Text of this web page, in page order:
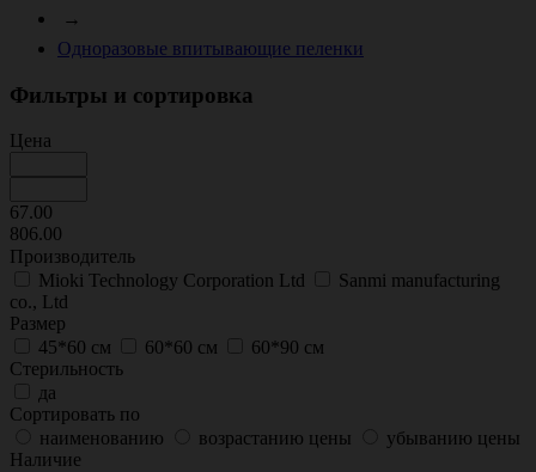
→
Одноразовые впитывающие пеленки
Фильтры и сортировка
Цена
67.00
806.00
Производитель
Mioki Technology Corporation Ltd
Sanmi manufacturing
co., Ltd
Размер
45*60 см
60*60 см
60*90 см
Стерильность
да
Сортировать по
наименованию
возрастанию цены
убыванию цены
Наличие